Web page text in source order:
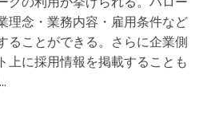
理念・業務内容・雇用条件など
ることができる。さらに企業側
上に採用情報を掲載することも